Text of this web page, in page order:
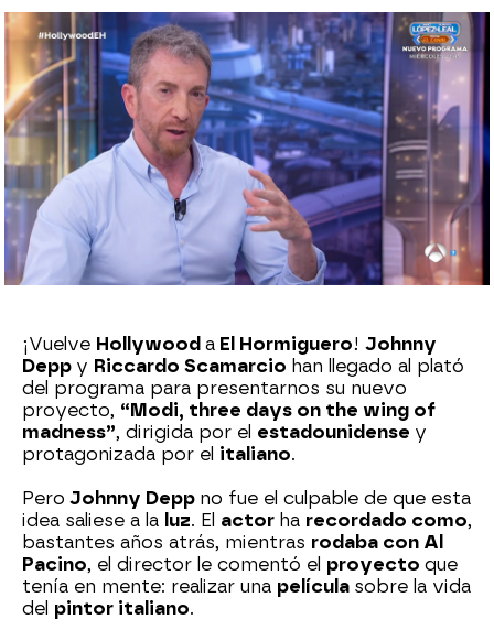
Eire García Arbaizar
Publicado:23 de septiembre de 2024, 22:43
WhatsappFacebook Flipboard
¡Vuelve Hollywood a El Hormiguero! Johnny
Depp y Riccardo Scamarcio han llegado al plató
del programa para presentarnos su nuevo
proyecto, “Modi, three days on the wing of
madness”, dirigida por el estadounidense y
protagonizada por el italiano.
Pero Johnny Depp no fue el culpable de que esta
idea saliese a la luz. El actor ha recordado como,
bastantes años atrás, mientras rodaba con Al
Pacino, el director le comentó el proyecto que
tenía en mente: realizar una película sobre la vida
del pintor italiano.